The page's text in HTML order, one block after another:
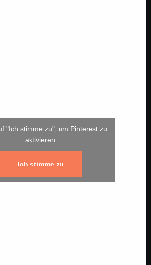
"Ich stimme zu", um Pinterest zu
aktivieren
Ich stimme zu